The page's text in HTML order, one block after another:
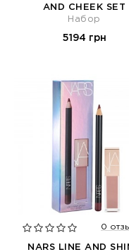
AND CHEEK SET
Набор
5194 грн
0
NARS LINE AND